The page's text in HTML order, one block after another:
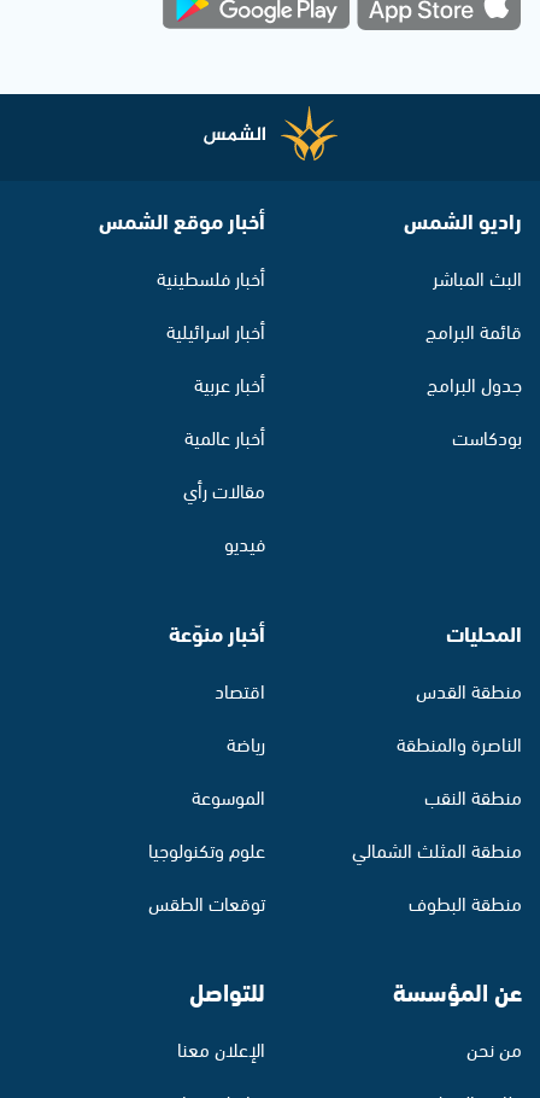
راديو الشمس
البث المباشر
قائمة البرامج
جدول البرامج
بودكاست
أخبار موقع الشمس
أخبار فلسطينية
أخبار اسرائيلية
أخبار عربية
أخبار عالمية
مقالات رأي
فيديو
المحليات
منطقة القدس
الناصرة والمنطقة
منطقة النقب
منطقة المثلث الشمالي
منطقة البطوف
أخبار منوّعة
اقتصاد
رياضة
الموسوعة
علوم وتكنولوجيا
توقعات الطقس
عن المؤسسة
من نحن
للتواصل
الإعلان معنا